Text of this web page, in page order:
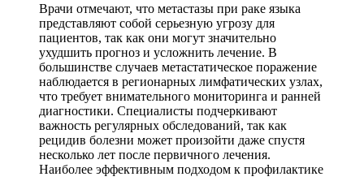
Врачи отмечают, что метастазы при раке языка
представляют собой серьезную угрозу для
пациентов, так как они могут значительно
ухудшить прогноз и усложнить лечение. В
большинстве случаев метастатическое поражение
наблюдается в регионарных лимфатических узлах,
что требует внимательного мониторинга и ранней
диагностики. Специалисты подчеркивают
важность регулярных обследований, так как
рецидив болезни может произойти даже спустя
несколько лет после первичного лечения.
Наиболее эффективным подходом к профилактике